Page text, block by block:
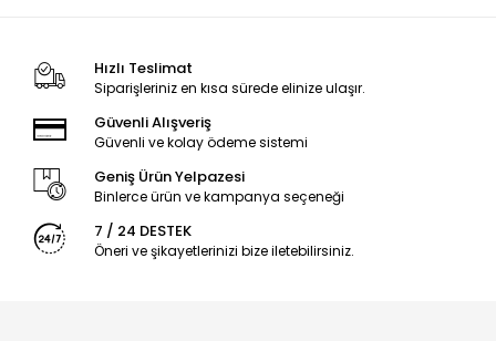
Hızlı Teslimat
Siparişleriniz en kısa sürede elinize ulaşır.
Güvenli Alışveriş
Güvenli ve kolay ödeme sistemi
Geniş Ürün Yelpazesi
Binlerce ürün ve kampanya seçeneği
7 / 24 DESTEK
Öneri ve şikayetlerinizi bize iletebilirsiniz.